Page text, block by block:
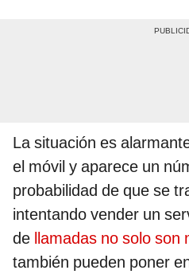
La situación es
el móvil y aparece un
probabilidad de que se
intentando vender un
de llamadas no solo son
también pueden poner